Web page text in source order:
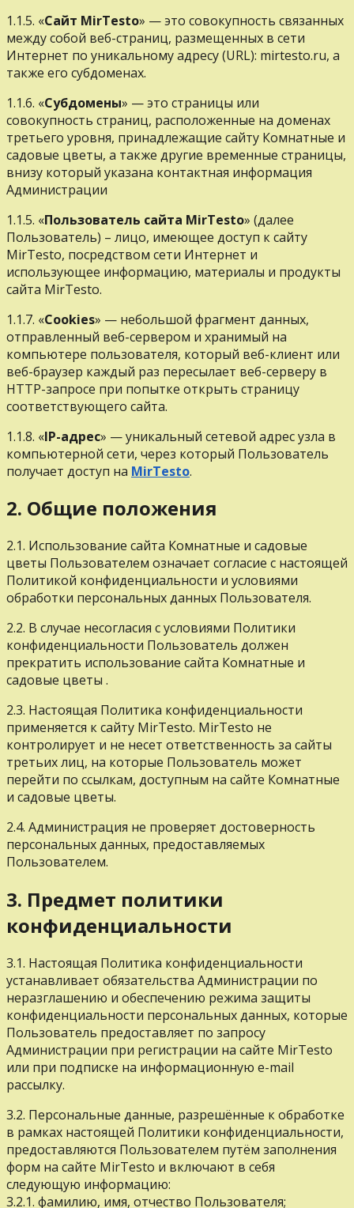
1.1.5. «Сайт MirTesto» — это совокупность связанных
между собой веб-страниц, размещенных в сети
Интернет по уникальному адресу (URL): mirtesto.ru, а
также его субдоменах.
1.1.6. «Субдомены» — это страницы или
совокупность страниц, расположенные на доменах
третьего уровня, принадлежащие сайту Комнатные и
садовые цветы, а также другие временные страницы,
внизу который указана контактная информация
Администрации
1.1.5. «Пользователь сайта MirTesto» (далее
Пользователь) – лицо, имеющее доступ к сайту
MirTesto, посредством сети Интернет и
использующее информацию, материалы и продукты
сайта MirTesto.
1.1.7. «Cookies» — небольшой фрагмент данных,
отправленный веб-сервером и хранимый на
компьютере пользователя, который веб-клиент или
веб-браузер каждый раз пересылает веб-серверу в
HTTP-запросе при попытке открыть страницу
соответствующего сайта.
1.1.8. «IP-адрес» — уникальный сетевой адрес узла в
компьютерной сети, через который Пользователь
получает доступ на MirTesto.
2. Общие положения
2.1. Использование сайта Комнатные и садовые
цветы Пользователем означает согласие с настоящей
Политикой конфиденциальности и условиями
обработки персональных данных Пользователя.
2.2. В случае несогласия с условиями Политики
конфиденциальности Пользователь должен
прекратить использование сайта Комнатные и
садовые цветы .
2.3. Настоящая Политика конфиденциальности
применяется к сайту MirTesto. MirTesto не
контролирует и не несет ответственность за сайты
третьих лиц, на которые Пользователь может
перейти по ссылкам, доступным на сайте Комнатные
и садовые цветы.
2.4. Администрация не проверяет достоверность
персональных данных, предоставляемых
Пользователем.
3. Предмет политики
конфиденциальности
3.1. Настоящая Политика конфиденциальности
устанавливает обязательства Администрации по
неразглашению и обеспечению режима защиты
конфиденциальности персональных данных, которые
Пользователь предоставляет по запросу
Администрации при регистрации на сайте MirTesto
или при подписке на информационную e-mail
рассылку.
3.2. Персональные данные, разрешённые к обработке
в рамках настоящей Политики конфиденциальности,
предоставляются Пользователем путём заполнения
форм на сайте MirTesto и включают в себя
следующую информацию:
3.2.1. фамилию, имя, отчество Пользователя;